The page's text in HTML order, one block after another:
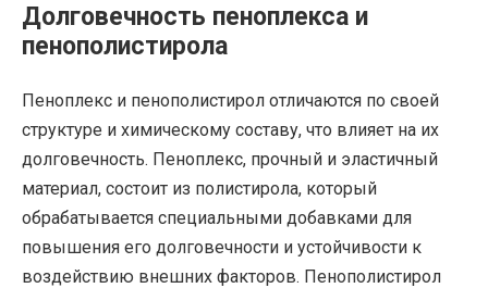
Долговечность пеноплекса и
пенополистирола
Пеноплекс и пенополистирол отличаются по своей
структуре и химическому составу, что влияет на их
долговечность. Пеноплекс, прочный и эластичный
материал, состоит из полистирола, который
обрабатывается специальными добавками для
повышения его долговечности и устойчивости к
воздействию внешних факторов. Пенополистирол